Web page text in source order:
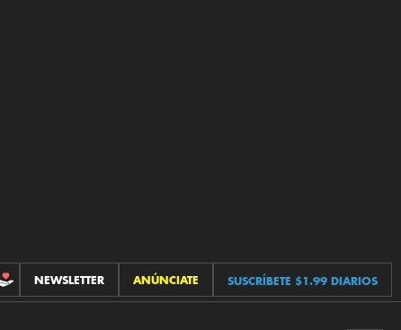
CONTRIBUCIONES
NEWSLETTER ANÚNCIATE SUSCRÍBETE $1.99 DIARIOS